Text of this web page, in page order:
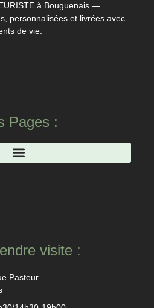
à Bouguenais —
personnalisées et livrées avec
de vie.
Pages :
visite :
Pasteur